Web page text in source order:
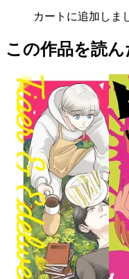
カートに追加しま
この作品を読